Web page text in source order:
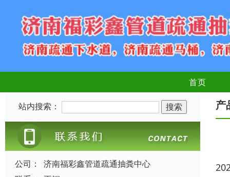
首页
站内搜索：
公司：
济南福彩鑫管道疏通抽粪中心
产